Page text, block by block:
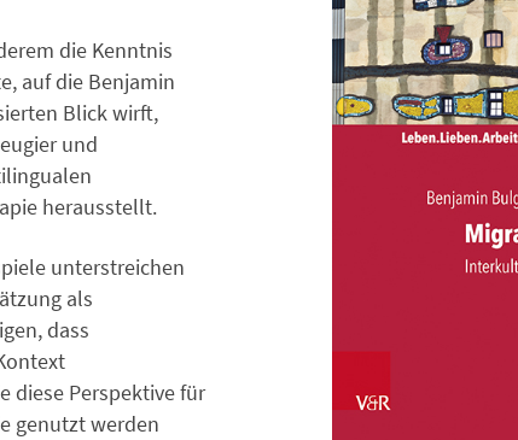
die Kenntnis
auf die Benjamin
Blick wirft,
und
herausstellt.
unterstreichen
als
dass
diese Perspektive für
genutzt werden